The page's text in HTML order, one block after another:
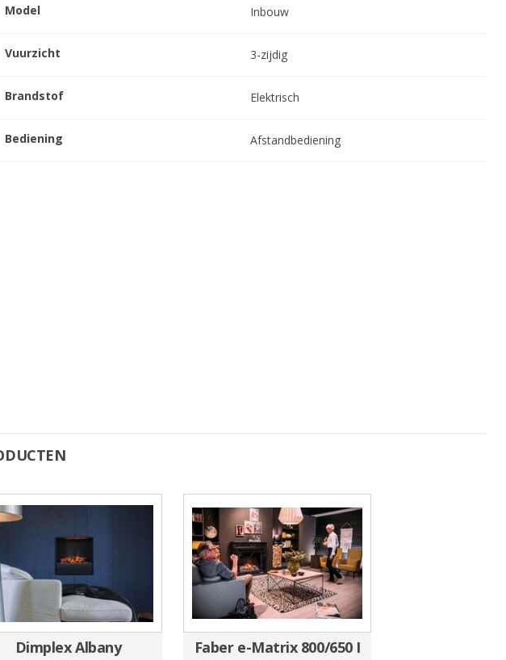
Model Inbouw
Vuurzicht 3-zijdig
Brandstof Elektrisch
Bediening Afstandbediening
Dimplex Albany Faber e-Matrix 800/650 I